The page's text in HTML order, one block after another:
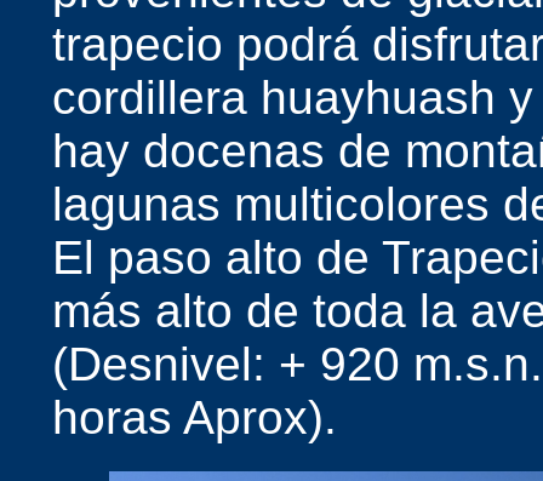
trapecio podrá
cordillera huayhuash
hay docenas de
lagunas multicolores
El paso alto de
más alto de toda la
(Desnivel: + 920
horas Aprox).